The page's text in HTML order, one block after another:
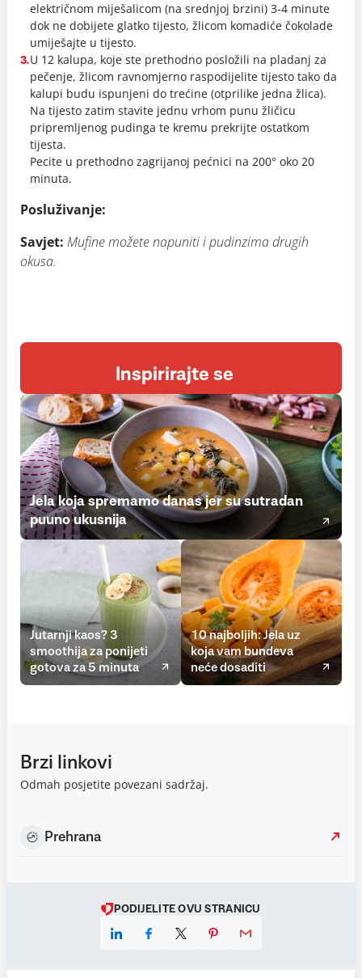
električnom miješalicom (na srednjoj brzini) 3-4 minute
dok ne dobijete glatko tijesto, žlicom komadiće čokolade
umiješajte u tijesto.
3.U 12 kalupa, koje ste prethodno posložili na pladanj za
pečenje, žlicom ravnomjerno raspodijelite tijesto tako da
kalupi budu ispunjeni do trećine (otprilike jedna žlica).
Na tijesto zatim stavite jednu vrhom punu žličicu
pripremljenog pudinga te kremu prekrijte ostatkom
tijesta.
Pecite u prethodno zagrijanoj pećnici na 200° oko 20
minuta.
Posluživanje:
Savjet: Mufine možete napuniti i pudinzima drugih
okusa.
Inspirirajte se
Jela koja spremamo danas jer su sutradan
puuno ukusnija
Jutarnji kaos? 3
smoothija za ponijeti
gotova za 5 minuta
10 najboljih: Jela uz
koja vam bundeva
neće dosaditi
Brzi linkovi
Odmah posjetite povezani sadržaj.
Prehrana
PODIJELITE OVU STRANICU